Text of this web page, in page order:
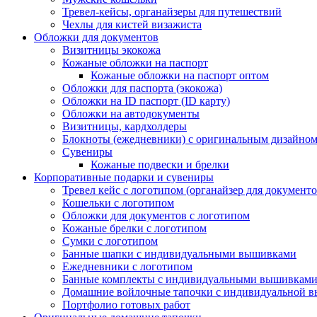
Тревел-кейсы, органайзеры для путешествий
Чехлы для кистей визажиста
Обложки для документов
Визитницы экокожа
Кожаные обложки на паспорт
Кожаные обложки на паспорт оптом
Обложки для паспорта (экокожа)
Обложки на ID паспорт (ID карту)
Обложки на автодокументы
Визитницы, кардхолдеры
Блокноты (ежедневники) с оригинальным дизайном
Сувениры
Кожаные подвески и брелки
Корпоративные подарки и сувениры
Тревел кейс с логотипом (органайзер для
Кошельки с логотипом
Обложки для документов с логотипом
Кожаные брелки с логотипом
Сумки с логотипом
Банные шапки с индивидуальными вышивками
Ежедневники с логотипом
Банные комплекты с индивидуальными вышивками
Домашние войлочные тапочки с индивидуальной
Портфолио готовых работ